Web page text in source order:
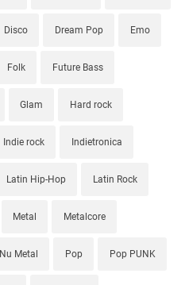
Disco Dream Pop Emo
Folk Future Bass
Glam Hard rock
Indie rock Indietronica
Latin Hip-Hop Latin Rock
Metal Metalcore
Nu Metal Pop Pop PUNK